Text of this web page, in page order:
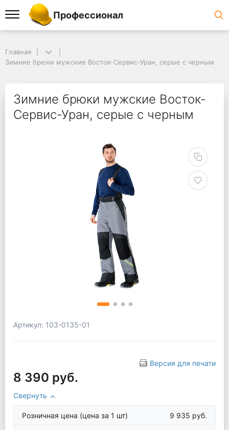
Профессионал
Главная
Зимние брюки мужские Восток-Сервис-Уран, серые с черным
Зимние брюки мужские Восток-
Сервис-Уран, серые с черным
Артикул: 103-0135-01
Версия для печати
8 390 руб.
Свернуть
Розничная цена (цена за 1 шт) 9 935 руб.